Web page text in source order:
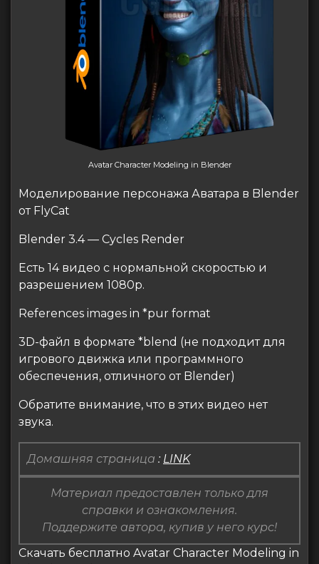
Avatar Character Modeling in Blender
Моделирование персонажа Аватара в Blender
от FlyCat
Blender 3.4 — Cycles Render
Есть 14 видео с нормальной скоростью и
разрешением 1080p.
References images in *pur format
3D-файл в формате *blend (не подходит для
игрового движка или программного
обеспечения, отличного от Blender)
Обратите внимание, что в этих видео нет
звука.
Домашняя страница : LINK
Материал предоставлен только для
справки и ознакомления.
Поддержите автора, купив у него курс!
Скачать бесплатно Avatar Character Modeling in